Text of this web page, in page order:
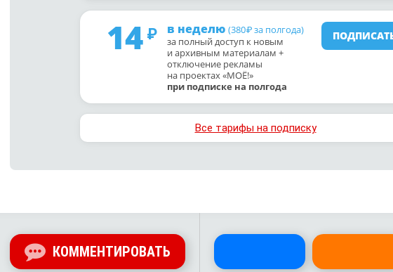
14 в неделю (380₽ за полгода)
за полный доступ к новым
и архивным материалам +
отключение рекламы
на проектах «МОЁ!»
при подписке на полгода
Все тарифы на подписку
КОММЕНТИРОВАТЬ